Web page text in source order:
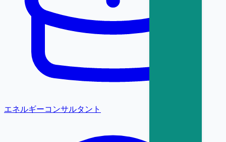
エネルギーコンサルタント